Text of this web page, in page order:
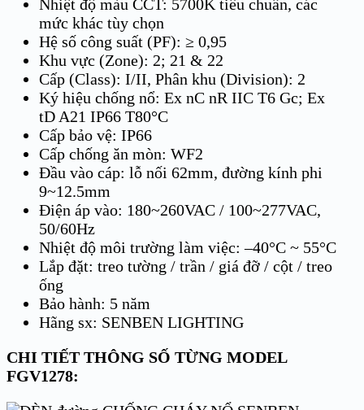
Nhiệt độ màu CCT: 5700K tiêu chuẩn, các
mức khác tùy chọn
Hệ số công suất (PF): ≥ 0,95
Khu vực (Zone): 2; 21 & 22
Cấp (Class): I/II, Phân khu (Division): 2
Ký hiệu chống nổ: Ex nC nR IIC T6 Gc; Ex
tD A21 IP66 T80°C
Cấp bảo vệ: IP66
Cấp chống ăn mòn: WF2
Đầu vào cáp: lỗ nối 62mm, đường kính phi
9~12.5mm
Điện áp vào: 180~260VAC / 100~277VAC,
50/60Hz
Nhiệt độ môi trường làm việc: –40°C ~ 55°C
Lắp đặt: treo tường / trần / giá đỡ / cột / treo
ống
Bảo hành: 5 năm
Hãng sx: SENBEN LIGHTING
CHI TIẾT THÔNG SỐ TỪNG MODEL
FGV1278: